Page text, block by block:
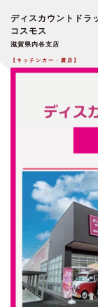
ディスカウントドラ
コスモス
滋賀県内各支店
【キッチンカー・露店】